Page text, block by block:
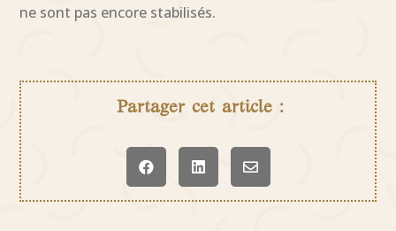
ne sont pas encore stabilisés.
Partager cet article :
  